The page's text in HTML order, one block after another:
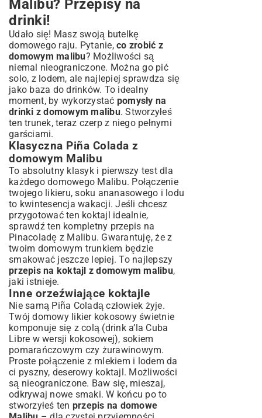
Malibu? Przepisy na
drinki!
Udało się! Masz swoją butelkę
domowego raju. Pytanie, co zrobić z
domowym malibu? Możliwości są
niemal nieograniczone. Można go pić
solo, z lodem, ale najlepiej sprawdza się
jako baza do drinków. To idealny
moment, by wykorzystać pomysły na
drinki z domowym malibu. Stworzyłeś
ten trunek, teraz czerp z niego pełnymi
garściami.
Klasyczna Piña Colada z
domowym Malibu
To absolutny klasyk i pierwszy test dla
każdego domowego Malibu. Połączenie
twojego likieru, soku ananasowego i lodu
to kwintesencja wakacji. Jeśli chcesz
przygotować ten koktajl idealnie,
sprawdź ten kompletny przepis na
Pinacoladę z Malibu. Gwarantuję, że z
twoim domowym trunkiem będzie
smakować jeszcze lepiej. To najlepszy
przepis na koktajl z domowym malibu,
jaki istnieje.
Inne orzeźwiające koktajle
Nie samą Piña Coladą człowiek żyje.
Twój domowy likier kokosowy świetnie
komponuje się z colą (drink a’la Cuba
Libre w wersji kokosowej), sokiem
pomarańczowym czy żurawinowym.
Proste połączenie z mlekiem i lodem da
ci pyszny, deserowy koktajl. Możliwości
są nieograniczone. Baw się, mieszaj,
odkrywaj nowe smaki. W końcu po to
stworzyłeś ten przepis na domowe